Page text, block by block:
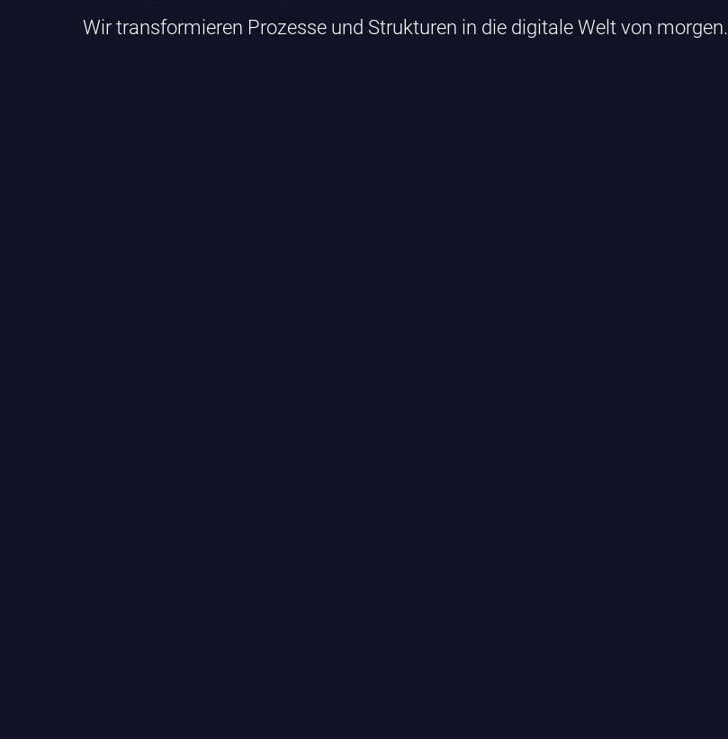
Wir transformieren Prozesse und Strukturen in die digitale Welt von morgen.